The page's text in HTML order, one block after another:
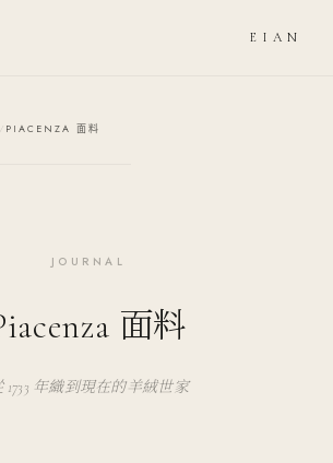
EIAN
PIACENZA 面料
JOURNAL
面料
1733 年織到現在的羊絨世家